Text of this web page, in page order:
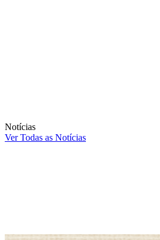
Notícias
Ver Todas as Notícias